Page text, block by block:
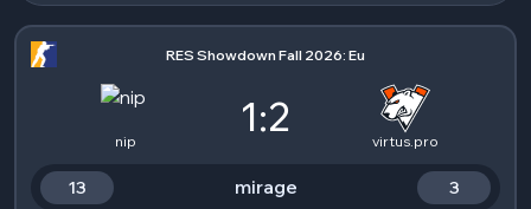
RES Showdown Fall 2026: Eu
nip
1:2
virtus.pro
13 mirage 3